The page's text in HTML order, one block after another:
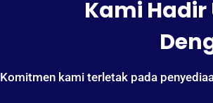
Kami
Komitmen kami terletak pada